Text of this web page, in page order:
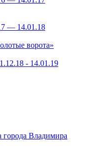
— 14.01.18
ворота»
- 14.01.19
города Владимира